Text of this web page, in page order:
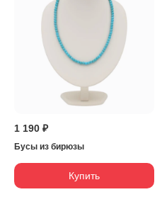
1 190 ₽
Бусы из бирюзы
Купить